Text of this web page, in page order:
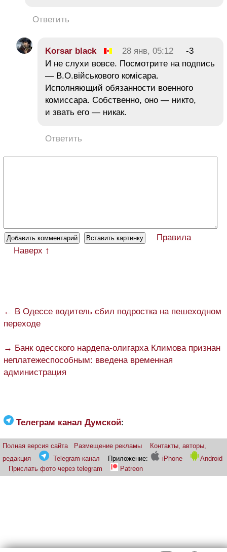
Ответить
Korsar black 28 янв, 05:12
-3
И не слухи вовсе. Посмотрите на подпись
— В.О.військового комісара.
Исполняющий обязанности военного
комиссара. Собственно, оно — никто,
и звать его — никак.
Ответить
Правила
Наверх ↑
← В Одессе водитель сбил подростка на пешеходном
переходе
→ Банк одесского нардепа-олигарха Климова признан
неплатежеспособным: введена временная
администрация
Телеграм канал Думской:
Полная версия сайта Размещение рекламы
Контакты, авторы,
редакция
Telegram-канал Приложение: iPhone
Android
Прислать фото через telegram
Patreon